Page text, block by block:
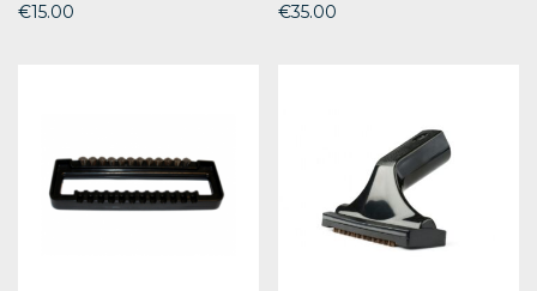
€15.00 €35.00